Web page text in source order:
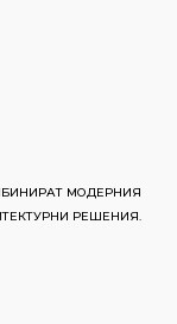
МОДЕРНИЯ
РЕШЕНИЯ.